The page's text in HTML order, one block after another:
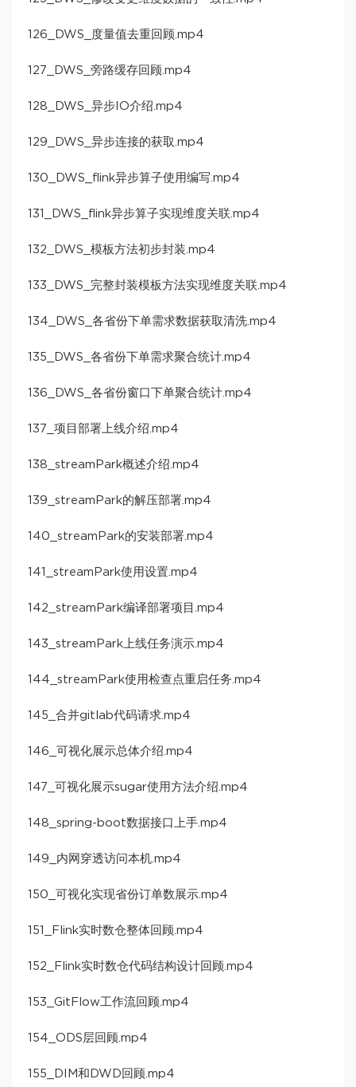
126_DWS_度量值去重回顾.mp4
127_DWS_旁路缓存回顾.mp4
128_DWS_异步IO介绍.mp4
129_DWS_异步连接的获取.mp4
130_DWS_flink异步算子使用编写.mp4
131_DWS_flink异步算子实现维度关联.mp4
132_DWS_模板方法初步封装.mp4
133_DWS_完整封装模板方法实现维度关联.mp4
134_DWS_各省份下单需求数据获取清洗.mp4
135_DWS_各省份下单需求聚合统计.mp4
136_DWS_各省份窗口下单聚合统计.mp4
137_项目部署上线介绍.mp4
138_streamPark概述介绍.mp4
139_streamPark的解压部署.mp4
140_streamPark的安装部署.mp4
141_streamPark使用设置.mp4
142_streamPark编译部署项目.mp4
143_streamPark上线任务演示.mp4
144_streamPark使用检查点重启任务.mp4
145_合并gitlab代码请求.mp4
146_可视化展示总体介绍.mp4
147_可视化展示sugar使用方法介绍.mp4
148_spring-boot数据接口上手.mp4
149_内网穿透访问本机.mp4
150_可视化实现省份订单数展示.mp4
151_Flink实时数仓整体回顾.mp4
152_Flink实时数仓代码结构设计回顾.mp4
153_GitFlow工作流回顾.mp4
154_ODS层回顾.mp4
155_DIM和DWD回顾.mp4